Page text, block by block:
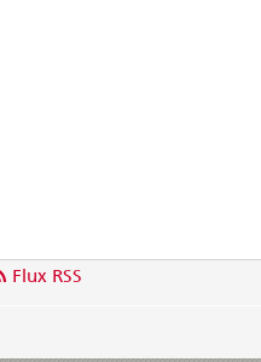
Flux RSS